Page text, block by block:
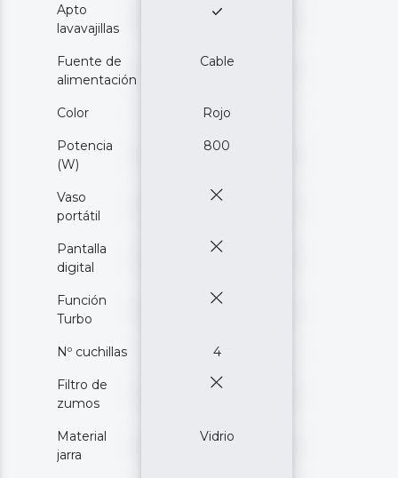
Apto
lavavajillas
Fuente de
alimentación
Cable
Color Rojo
Potencia
(W)
800
Vaso
portátil
Pantalla
digital
Función
Turbo
Nº cuchillas 4
Filtro de
zumos
Material
jarra
Vidrio